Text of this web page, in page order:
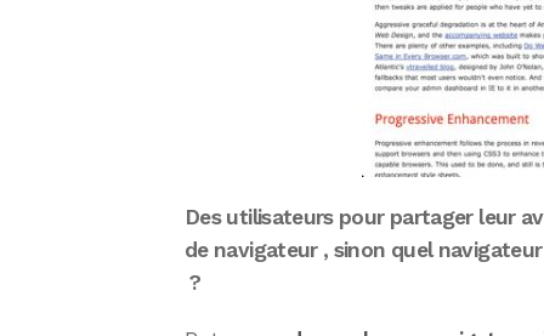
Des utilisateurs pour partager leur
de navigateur , sinon quel
?